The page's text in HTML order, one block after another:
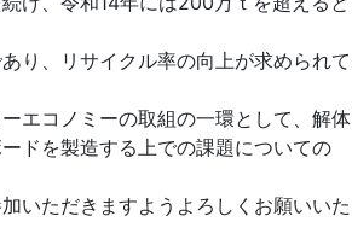
り、リサイクル率の向上が求められて
エコノミーの取組の一環として、解体
ドを製造する上での課題についての
いただきますようよろしくお願いいた